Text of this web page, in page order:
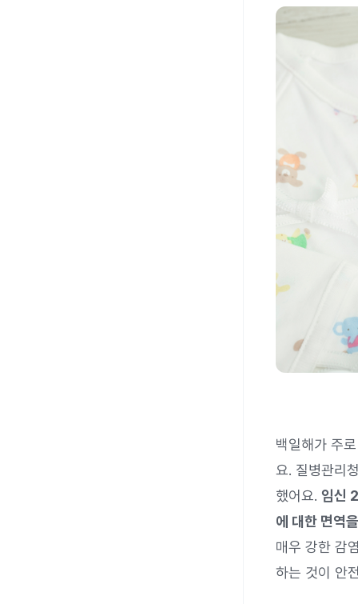
백일해가 주
요. 질병관리
했어요. 임신
에 대한 면역
매우 강한 감
하는 것이 안